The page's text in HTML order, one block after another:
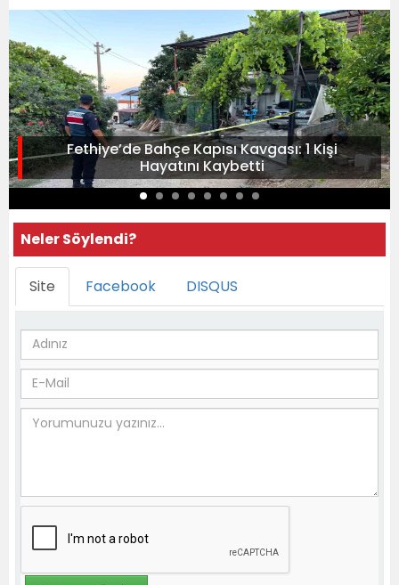
Fethiye’de Bahçe Kapısı Kavgası: 1 Kişi
Hayatını Kaybetti
Neler Söylendi?
Site Facebook DISQUS